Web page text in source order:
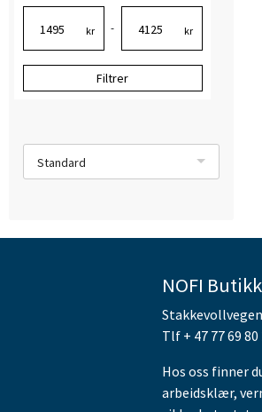
kr - kr
Filtrer
Standard
NOFI
Tlf + 47 77 69
Hos oss finner
arbeidsklær,